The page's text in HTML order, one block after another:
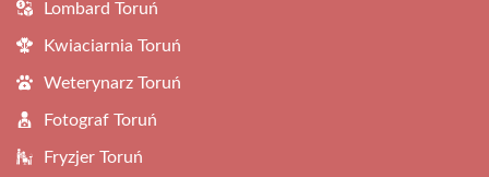
Lombard Toruń
Kwiaciarnia Toruń
Weterynarz Toruń
Fotograf Toruń
Fryzjer Toruń